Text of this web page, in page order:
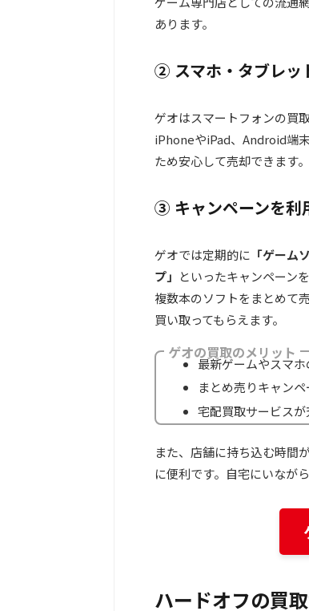
あります。
② スマホ・タブレッ
ゲオはスマートフォンの買
iPhoneやiPad、Android端
ため安心して売却できます。
③ キャンペーンを利
ゲオでは定期的に 「ゲーム
プ」 といったキャンペーン
複数本のソフトをまとめて
買い取ってもらえます。
ゲオの買取のメリット
最新ゲームやスマ
まとめ売りキャン
宅配買取サービス
また、店舗に持ち込む時間
に便利です。自宅にいなが
ハードオフの買